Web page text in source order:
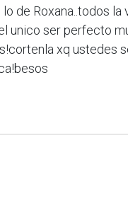
de Roxana..todos la
unico ser perfecto
xq ustedes